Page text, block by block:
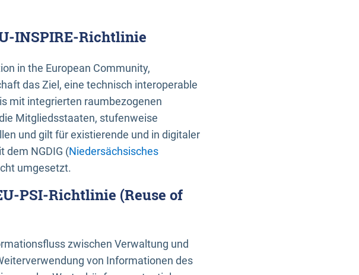
INSPIRE-Richtlinie
in the European Community,
das Ziel, eine technisch interoperable
mit integrierten raumbezogenen
Mitgliedsstaaten, stufenweise
und gilt für existierende und in digitaler
dem NGDIG (Niedersächsisches
umgesetzt.
PSI-Richtlinie (Reuse of
zwischen Verwaltung und
von Informationen des